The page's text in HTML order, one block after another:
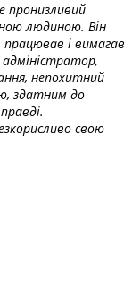
пронизливий
людиною. Він
працював і вимагав
непохитний
здатним до
свою